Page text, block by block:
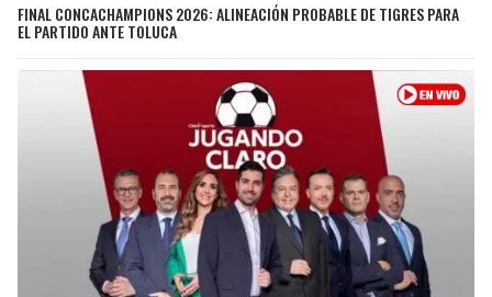
FINAL CONCACHAMPIONS 2026: ALINEACIÓN PROBABLE DE TIGRES PARA
EL PARTIDO ANTE TOLUCA